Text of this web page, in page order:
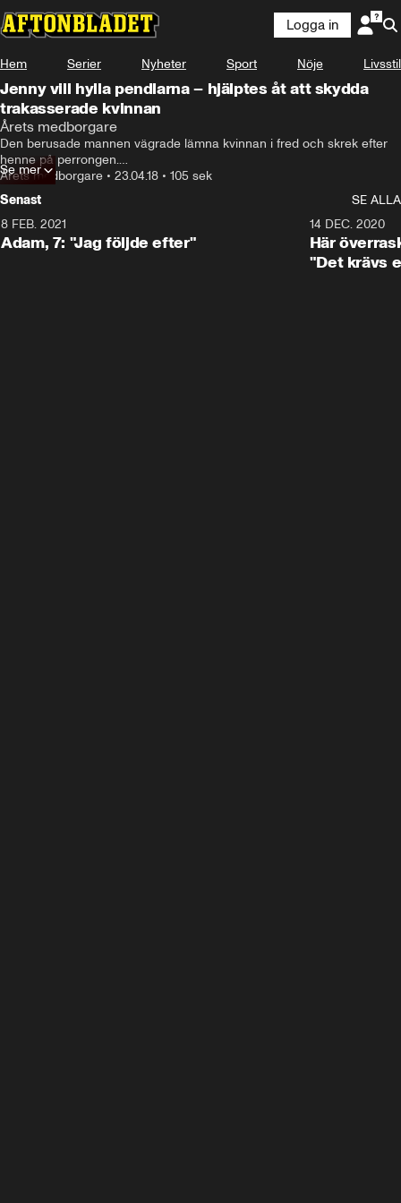
Logga in
Hem Serier Nyheter Sport Nöje Livsstil
Jenny vill hylla pendlarna – hjälptes åt att skydda
trakasserade kvinnan
Årets medborgare
Den berusade mannen vägrade lämna kvinnan i fred och skrek efter
henne på perrongen.
Då grep Jenny och flera andra in för att freda kvinnan.
Årets medborgare • 23.04.18 • 105 sek
Se mer
Senast
SE ALLA
8 FEB. 2021
Adam, 7: "Jag följde efter"
14 DEC. 2020
Här
"Det krävs